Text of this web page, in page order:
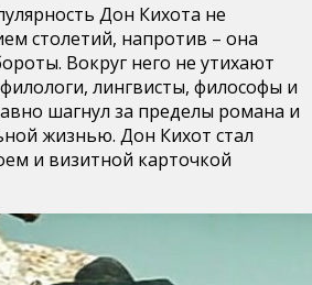
Дон Кихота не
столетий, напротив – она
Вокруг него не утихают
лингвисты, философы и
шагнул за пределы романа и
жизнью. Дон Кихот стал
и визитной карточкой